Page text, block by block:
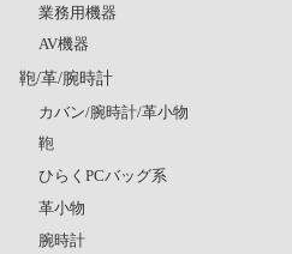
業務用機器
AV機器
鞄/革/腕時計
カバン/腕時計/革小物
鞄
ひらくPCバッグ系
革小物
腕時計